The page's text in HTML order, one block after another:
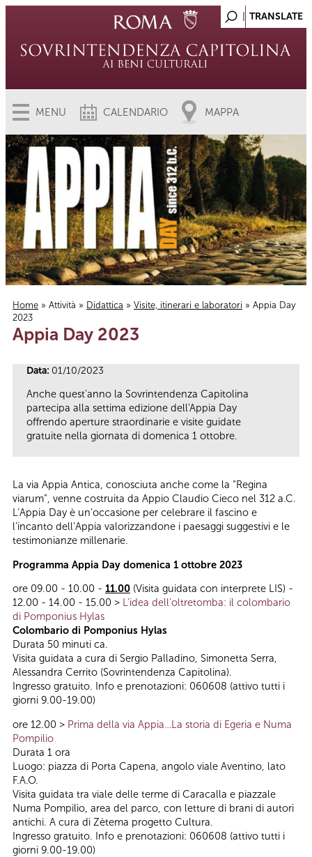
MENU CALENDARIO MAPPA
Tu sei qui
Home » Attività » Didattica » Visite, itinerari e laboratori » Appia Day
2023
Appia Day 2023
Data: 01/10/2023
Anche quest'anno la Sovrintendenza Capitolina
partecipa alla settima edizione dell'Appia Day
offrendo aperture straordinarie e visite guidate
gratuite nella giornata di domenica 1 ottobre.
La via Appia Antica, conosciuta anche come la “Regina
viarum”, venne costruita da Appio Claudio Cieco nel 312 a.C.
L’Appia Day è un’occasione per celebrare il fascino e
l’incanto dell’Appia valorizzandone i paesaggi suggestivi e le
testimonianze millenarie.
Programma Appia Day domenica 1 ottobre 2023
ore 09.00 - 10.00 - 11.00 (Visita guidata con interprete LIS) -
12.00 - 14.00 - 15.00 > L’idea dell’oltretomba: il colombario
di Pomponius Hylas
Colombario di Pomponius Hylas
Durata 50 minuti ca.
Visita guidata a cura di Sergio Palladino, Simonetta Serra,
Alessandra Cerrito (Sovrintendenza Capitolina).
Ingresso gratuito. Info e prenotazioni: 060608 (attivo tutti i
giorni 9.00-19.00)
ore 12.00 > Prima della via Appia…La storia di Egeria e Numa
Pompilio
Durata 1 ora
Luogo: piazza di Porta Capena, angolo viale Aventino, lato
F.A.O.
Visita guidata tra viale delle terme di Caracalla e piazzale
Numa Pompilio, area del parco, con letture di brani di autori
antichi. A cura di Zètema progetto Cultura.
Ingresso gratuito. Info e prenotazioni: 060608 (attivo tutti i
giorni 9.00-19.00)